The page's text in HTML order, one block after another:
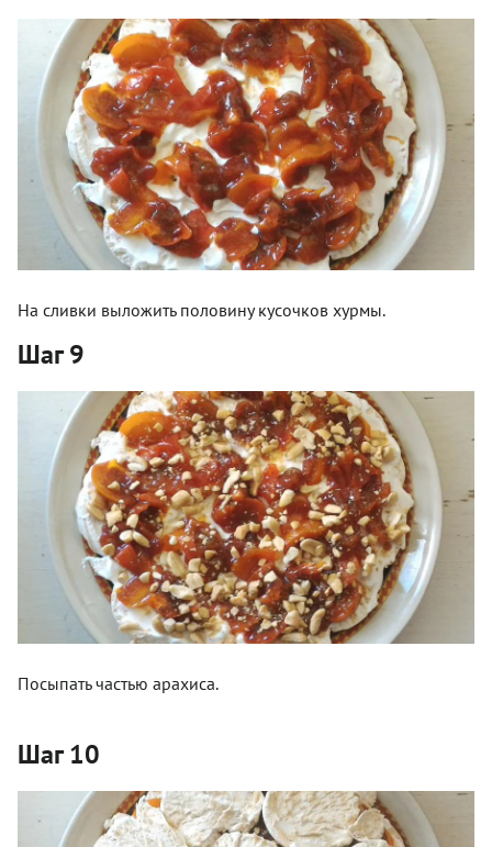
На сливки выложить половину кусочков хурмы.
Шаг 9
Посыпать частью арахиса.
Шаг 10